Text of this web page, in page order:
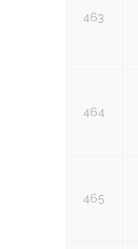
463
464
465